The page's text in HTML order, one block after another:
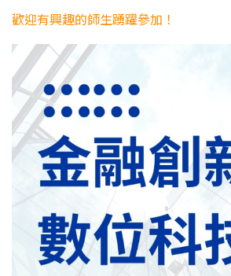
歡迎有興趣的師生踴躍參加！